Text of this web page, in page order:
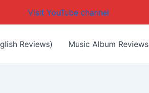
Visit YouTube channel
Reviews) Music Album Reviews